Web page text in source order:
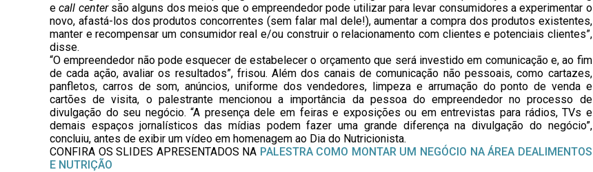
ecall centersão alguns dos meios que o empreendedor pode utilizar para levar consumidores a experimentar o
novo, afastá-los dos produtos concorrentes (sem falar mal dele!), aumentar a compra dos produtos existentes,
manter e recompensar um consumidor real e/ou construir o relacionamento com clientes e potenciais clientes”,
disse.
“O empreendedor não pode esquecer de estabelecer o orçamento que será investido em comunicação e, ao fim
de cada ação, avaliar os resultados”, frisou. Além dos canais de comunicação não pessoais, como cartazes,
panfletos, carros de som, anúncios, uniforme dos vendedores, limpeza e arrumação do ponto de venda e
cartões de visita, o palestrante mencionou a importância da pessoa do empreendedor no processo de
divulgação do seu negócio. “A presença dele em feiras e exposições ou em entrevistas para rádios, TVs e
demais espaços jornalísticos das mídias podem fazer uma grande diferença na divulgação do negócio”,
concluiu, antes de exibir um vídeo em homenagem ao Dia do Nutricionista.
CONFIRA OS SLIDES APRESENTADOS NA PALESTRA COMO MONTAR UM NEGÓCIO NA ÁREA DEALIMENTOS
E NUTRIÇÃO